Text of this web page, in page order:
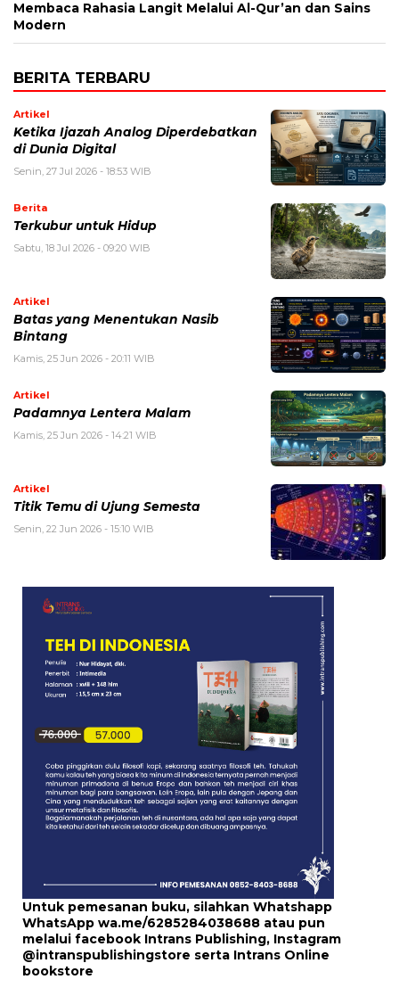
Membaca Rahasia Langit Melalui Al-Qur’an dan Sains
Modern
BERITA TERBARU
Artikel
Ketika Ijazah Analog Diperdebatkan
di Dunia Digital
Senin, 27 Jul 2026 - 18:53 WIB
Berita
Terkubur untuk Hidup
Sabtu, 18 Jul 2026 - 09:20 WIB
Artikel
Batas yang Menentukan Nasib
Bintang
Kamis, 25 Jun 2026 - 20:11 WIB
Artikel
Padamnya Lentera Malam
Kamis, 25 Jun 2026 - 14:21 WIB
Artikel
Titik Temu di Ujung Semesta
Senin, 22 Jun 2026 - 15:10 WIB
Untuk pemesanan buku, silahkan Whatshapp
WhatsApp wa.me/6285284038688 atau pun
melalui facebook Intrans Publishing, Instagram
@intranspublishingstore serta Intrans Online
bookstore